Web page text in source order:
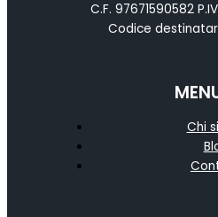
C.F. 97671590582
Codice
Chi